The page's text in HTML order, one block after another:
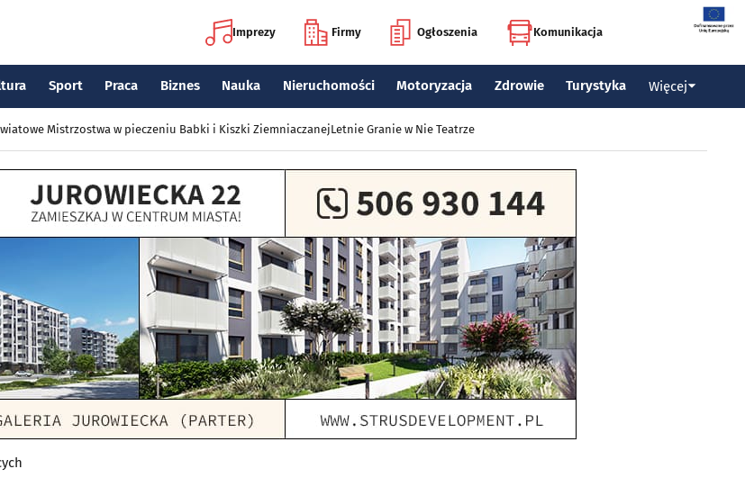
Imprezy Firmy Ogłoszenia Komunikacja
Sport Praca Biznes Nauka Nieruchomości Motoryzacja Zdrowie Turystyka Więcej
Mistrzostwa w pieczeniu Babki i Kiszki ZiemniaczanejLetnie Granie w Nie Teatrze